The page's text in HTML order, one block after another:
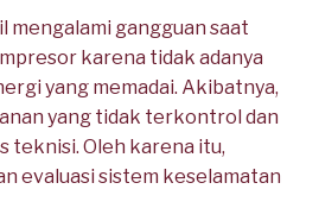
mengalami gangguan saat
karena tidak adanya
yang memadai. Akibatnya,
yang tidak terkontrol dan
teknisi. Oleh karena itu,
evaluasi sistem keselamatan